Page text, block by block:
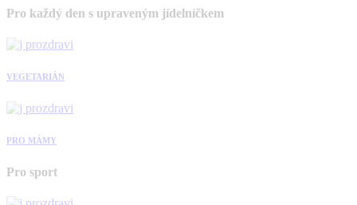
Pro každý den s upraveným jídelníčkem
VEGETARIÁN
PRO MÁMY
Pro sport